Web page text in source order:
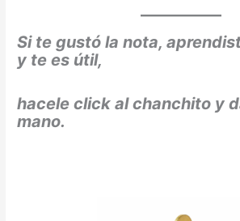
Si te gustó la nota,
y te es útil,
hacele click al chanchito y
mano.